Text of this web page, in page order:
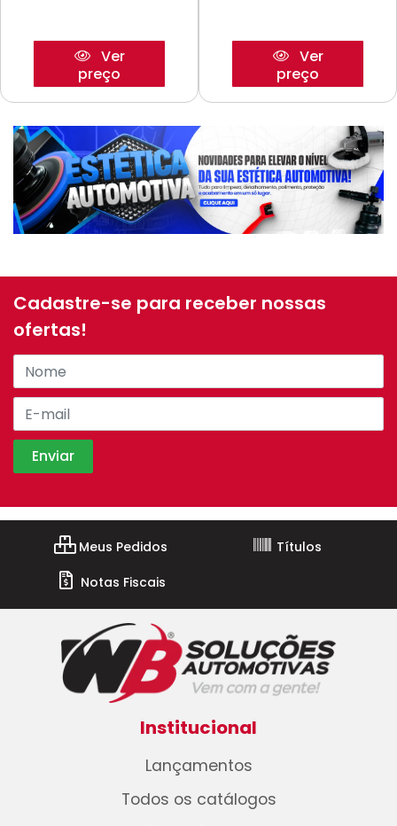
Ver
preço
Ver
preço
Cadastre-se para receber nossas
ofertas!
Meus Pedidos
Títulos
Notas Fiscais
Institucional
Lançamentos
Todos os catálogos